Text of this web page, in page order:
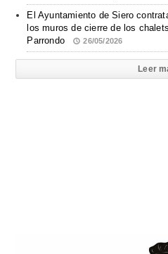
El Ayuntamiento de Siero
los muros de cierre de los
Parrondo
26/05/2026
Leer